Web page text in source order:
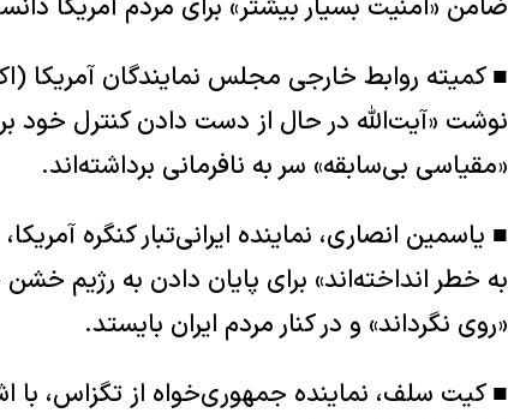
ضامن «امنیت بسیار بیشتر» برای مردم آمریکا
■ کمیته روابط خارجی مجلس نمایندگان
نوشت «آیت‌الله در حال از دست دادن کنترل خود بر
«مقیاسی بی‌سابقه» سر به نافرمانی برداشته‌اند.
■ یاسمین انصاری، نماینده ایرانی‌تبار کنگره
به خطر انداخته‌اند» برای پایان دادن به رژیم
«روی نگرداند» و در کنار مردم ایران بایستد.
■ کیت سلف، نماینده جمهوری‌خواه از تگزاس، با